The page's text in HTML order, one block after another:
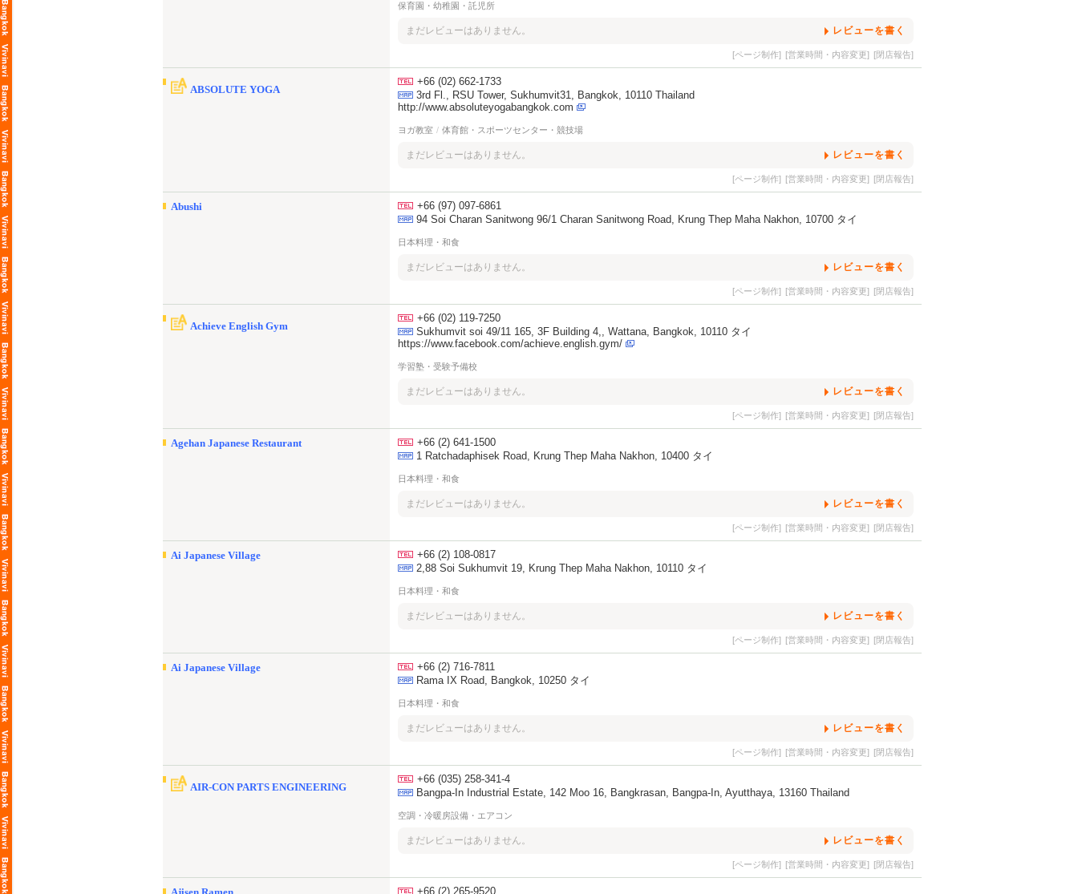
保育園・幼稚園・託児所
まだレビューはありません。 レビューを書く
[ページ制作] [営業時間・内容変更] [閉店報告]
ABSOLUTE YOGA
+66 (02) 662-1733
3rd Fl., RSU Tower, Sukhumvit31, Bangkok, 10110 Thailand
http://www.absoluteyogabangkok.com
ヨガ教室 / 体育館・スポーツセンター・競技場
まだレビューはありません。 レビューを書く
[ページ制作] [営業時間・内容変更] [閉店報告]
Abushi
+66 (97) 097-6861
94 Soi Charan Sanitwong 96/1 Charan Sanitwong Road, Krung Thep Maha Nakhon, 10700 タイ
日本料理・和食
まだレビューはありません。 レビューを書く
[ページ制作] [営業時間・内容変更] [閉店報告]
Achieve English Gym
+66 (02) 119-7250
Sukhumvit soi 49/11 165, 3F Building 4,, Wattana, Bangkok, 10110 タイ
https://www.facebook.com/achieve.english.gym/
学習塾・受験予備校
まだレビューはありません。 レビューを書く
[ページ制作] [営業時間・内容変更] [閉店報告]
Agehan Japanese Restaurant
+66 (2) 641-1500
1 Ratchadaphisek Road, Krung Thep Maha Nakhon, 10400 タイ
日本料理・和食
まだレビューはありません。 レビューを書く
[ページ制作] [営業時間・内容変更] [閉店報告]
Ai Japanese Village
+66 (2) 108-0817
2,88 Soi Sukhumvit 19, Krung Thep Maha Nakhon, 10110 タイ
日本料理・和食
まだレビューはありません。 レビューを書く
[ページ制作] [営業時間・内容変更] [閉店報告]
Ai Japanese Village
+66 (2) 716-7811
Rama IX Road, Bangkok, 10250 タイ
日本料理・和食
まだレビューはありません。 レビューを書く
[ページ制作] [営業時間・内容変更] [閉店報告]
AIR-CON PARTS ENGINEERING
+66 (035) 258-341-4
Bangpa-In Industrial Estate, 142 Moo 16, Bangkrasan, Bangpa-In, Ayutthaya, 13160 Thailand
空調・冷暖房設備・エアコン
まだレビューはありません。 レビューを書く
[ページ制作] [営業時間・内容変更] [閉店報告]
+66 (2) 265-9520